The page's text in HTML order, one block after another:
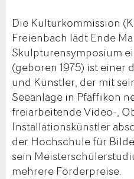
Die Kulturkommission
Freienbach lädt Ende
Skulpturensymposium
(geboren 1975) ist einer
und Künstler, der mit
Seeanlage in Pfäffikon
freiarbeitende Video-,
Installationskünstler
der Hochschule für
sein
mehrere Förderpreise.